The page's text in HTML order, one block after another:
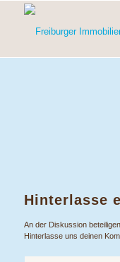
Hinterlasse
An der Diskussion
Hinterlasse uns deinen